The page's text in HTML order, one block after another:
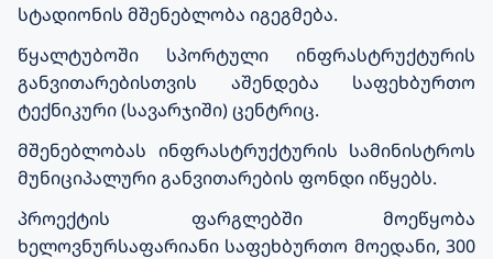
სტადიონის მშენებლობა იგეგმება.
წყალტუბოში სპორტული ინფრასტრუქტურის
განვითარებისთვის აშენდება საფეხბურთო
ტექნიკური (სავარჯიში) ცენტრიც.
მშენებლობას ინფრასტრუქტურის სამინისტროს
მუნიციპალური განვითარების ფონდი იწყებს.
პროექტის ფარგლებში მოეწყობა
ხელოვნურსაფარიანი საფეხბურთო მოედანი, 300